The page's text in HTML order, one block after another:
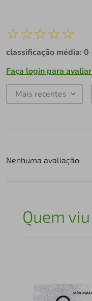
☆☆☆☆☆
classificação média: 0
Faça login para
Mais recentes
Nenhuma avaliação
Quem